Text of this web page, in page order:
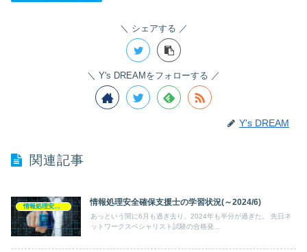
シェアする
Y's DREAMをフォローする
Y's DREAM
関連記事
情報処理安全確保支援士の学習状況(～2024/6)
あっという間に6月も過ぎ去り、2024年も半分が過ぎた。 先日ネ
ットワークスペシャリスト試験の合格発...